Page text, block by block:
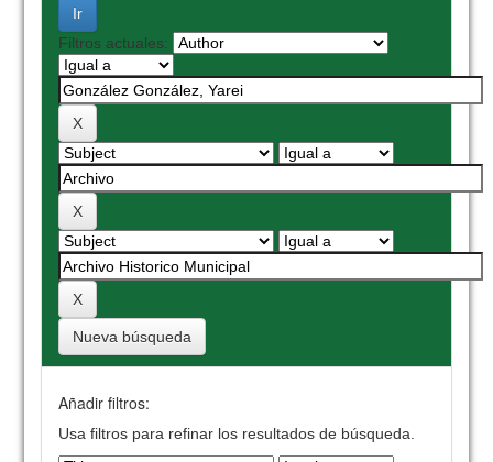
Filtros actuales:
Nueva búsqueda
Añadir filtros:
Usa filtros para refinar los resultados de búsqueda.